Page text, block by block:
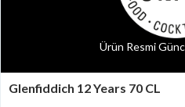
Ürün Resmi
Glenfiddich 12 Years 70 CL